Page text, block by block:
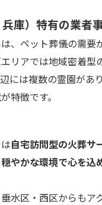
庫）特有の業者
、ペット葬儀の需要
リアでは地域密着型
には複数の霊園があ
特徴です。
自宅訪問型の火葬サ
穏やかな環境で心を込
水区・西区からもア